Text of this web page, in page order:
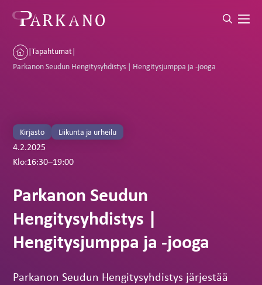
|Tapahtumat|
Parkanon Seudun Hengitysyhdistys | Hengitysjumppa ja -jooga
Kirjasto Liikunta ja urheilu
4.2.2025
Klo:16:30–19:00
Parkanon Seudun
Hengitysyhdistys |
Hengitysjumppa ja -jooga
Parkanon Seudun Hengitysyhdistys järjestää